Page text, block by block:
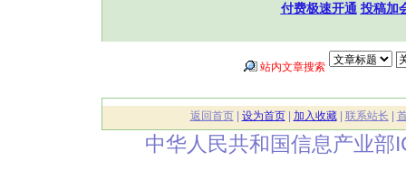
付费极速开通 投稿加
站内文章搜索
返回首页| 设为首页| 加入收藏| 联系站长
中华人民共和国信息产业部